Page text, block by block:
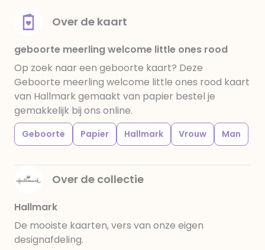
Over de kaart
geboorte meerling welcome little ones rood
Op zoek naar een geboorte kaart? Deze
Geboorte meerling welcome little ones rood kaart
van Hallmark gemaakt van papier bestel je
gemakkelijk bij ons online.
Geboorte Papier Hallmark Vrouw Man
Over de collectie
Hallmark
De mooiste kaarten, vers van onze eigen
designafdeling.